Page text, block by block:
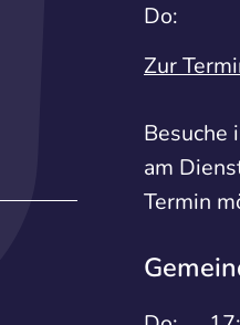
Do:
Zur
Besuche
am
Termin